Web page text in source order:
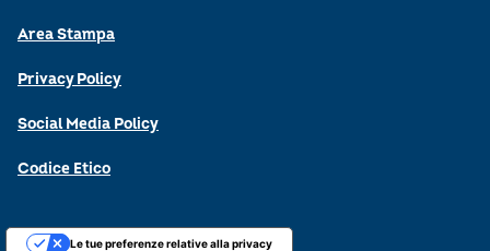
Area Stampa
Privacy Policy
Social Media Policy
Codice Etico
Le tue preferenze relative alla privacy